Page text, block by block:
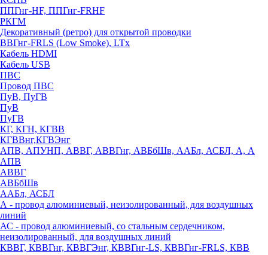
ППГнг-HF, ППГнг-FRHF
РКГМ
Декоративный (ретро) для открытой проводки
ВВГнг-FRLS (Low Smoke), LTx
Кабель HDMI
Кабель USB
ПВС
Провод ПВС
ПуВ, ПуГВ
ПуВ
ПуГВ
КГ, КГН, КГВВ
КГВВнг,КГВЭнг
АПВ, АПУНП, АВВГ, АВВГнг, АВБбШв, ААБл, АСБЛ, А, А
АПВ
АВВГ
АВБбШв
ААБл, АСБЛ
А - провод алюминиевый, неизолированный, для воздушных
линий
АС - провод алюминиевый, со стальным сердечником,
неизолированный, для воздушных линий
КВВГ, КВВГнг, КВВГЭнг, КВВГнг-LS, КВВГнг-FRLS, КВВ